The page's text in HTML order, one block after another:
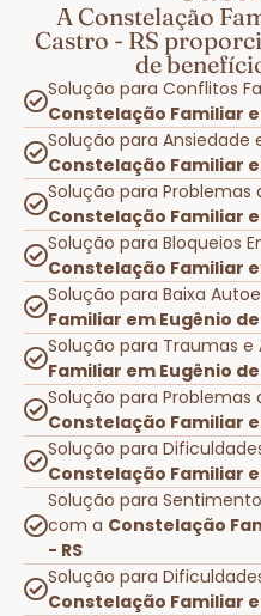
A Constelação
Castro - RS
de
Solução para Conflitos
Constelação Familiar
Solução para Ansiedade
Constelação Familiar
Solução para
Constelação Familiar
Solução para Bloqueios
Constelação Familiar
Solução para Baixa
Familiar em Eugênio
Solução para Traumas e
Familiar em Eugênio
Solução para Problemas
Constelação Familiar
Solução para
Constelação Familiar
Solução para
com a Constelação
- RS
Solução para
Constelação Familiar